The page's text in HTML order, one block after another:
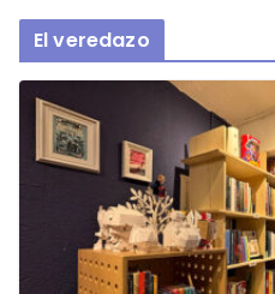
El veredazo